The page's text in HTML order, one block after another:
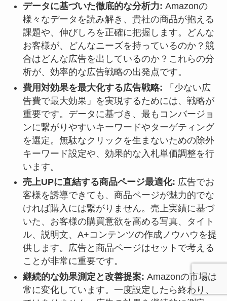
データに基づいた徹底的な分析力: Amazonの
様々なデータを読み解き、貴社の商品が抱える
課題や、伸びしろを正確に把握します。どんな
お客様が、どんなニーズを持っているのか？競
合はどんな広告を出しているのか？これらの分
析が、効率的な広告戦略の出発点です。
費用対効果を最大化する広告戦略: 「少ない広
告費で最大効果」を実現するためには、戦略が
重要です。データに基づき、最もコンバージョ
ンに繋がりやすいキーワードやターゲティング
を選定。無駄なクリックを生まないための除外
キーワード設定や、効果的な入札単価調整を行
います。
売上UPに直結する商品ページ最適化: 広告でお
客様を誘導できても、商品ページが魅力的でな
ければ購入には繋がりません。売上実績に基づ
いた、お客様の購買意欲を高める写真、タイト
ル、説明文、A+コンテンツの作成ノウハウを提
供します。広告と商品ページはセットで考える
ことが非常に重要です。
継続的な効果測定と改善提案: Amazonの市場は
常に変化しています。一度設定したら終わり、